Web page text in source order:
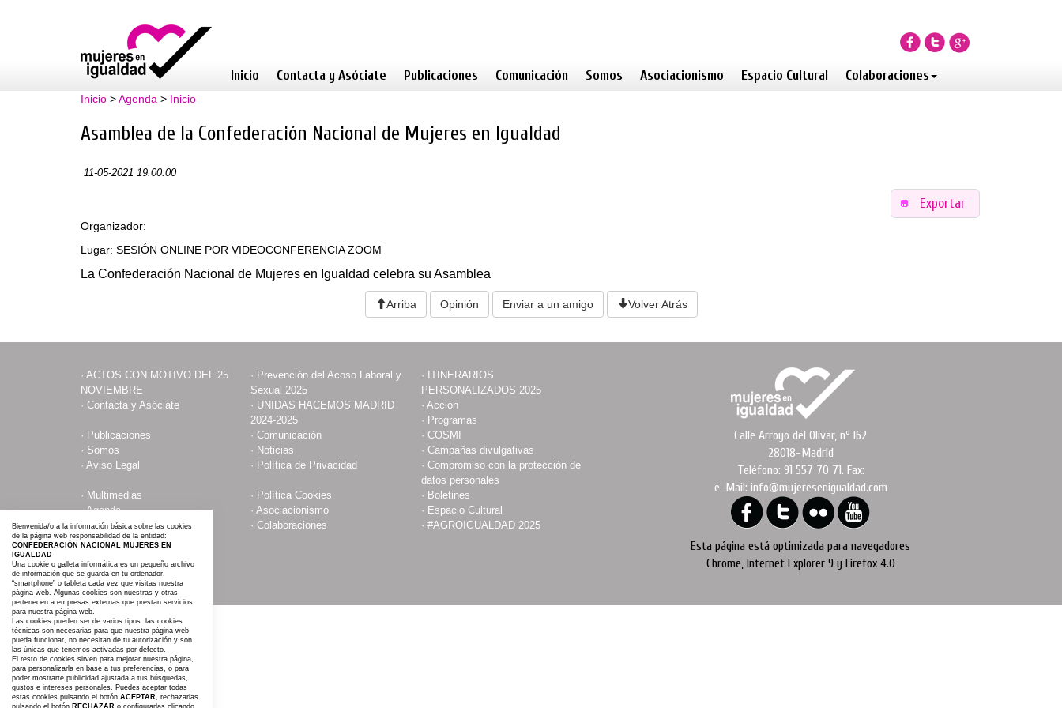
Inicio Contacta y Asóciate Publicaciones Comunicación Somos Asociacionismo Espacio Cultural Colaboraciones
Inicio >Agenda > Inicio
Asamblea de la Confederación Nacional de Mujeres en Igualdad
11-05-2021 19:00:00
Exportar
Organizador:
Lugar: SESIÓN ONLINE POR VIDEOCONFERENCIA ZOOM
La Confederación Nacional de Mujeres en Igualdad celebra su Asamblea
Arriba Opinión Enviar a un amigo Volver Atrás
· ACTOS CON MOTIVO DEL 25
NOVIEMBRE
· Prevención del Acoso Laboral y
Sexual 2025
· ITINERARIOS
PERSONALIZADOS 2025
· Contacta y Asóciate · UNIDAS HACEMOS MADRID
2024-2025
· Acción
· Programas
· Publicaciones ·Comunicación · COSMI
· Somos · Noticias · Campañas divulgativas
· Aviso Legal · Política de Privacidad · Compromiso con la protección de
datos personales
· Multimedias · Política Cookies · Boletines
·Agenda ·Asociacionismo · Espacio Cultural
·Mujeres Influyentes ·Colaboraciones · #AGROIGUALDAD 2025
·Mapa web
Calle Arroyo del Olivar, nº 162
28018-Madrid
Teléfono: 91 557 70 71. Fax:
e-Mail: info@mujeresenigualdad.com
Esta página está optimizada para navegadores
Chrome, Internet Explorer 9 y Firefox 4.0
Bienvenida/o a la información básica sobre las cookies
de la página web responsabilidad de la entidad:
CONFEDERACIÓN NACIONAL MUJERES EN
IGUALDAD
Una cookie o galleta informática es un pequeño archivo
de información que se guarda en tu ordenador,
“smartphone” o tableta cada vez que visitas nuestra
página web. Algunas cookies son nuestras y otras
pertenecen a empresas externas que prestan servicios
para nuestra página web.
Las cookies pueden ser de varios tipos: las cookies
técnicas son necesarias para que nuestra página web
pueda funcionar, no necesitan de tu autorización y son
las únicas que tenemos activadas por defecto.
El resto de cookies sirven para mejorar nuestra página,
para personalizarla en base a tus preferencias, o para
poder mostrarte publicidad ajustada a tus búsquedas,
gustos e intereses personales. Puedes aceptar todas
estas cookies pulsando el botón ACEPTAR, rechazarlas
pulsando el botón RECHAZAR o configurarlas clicando